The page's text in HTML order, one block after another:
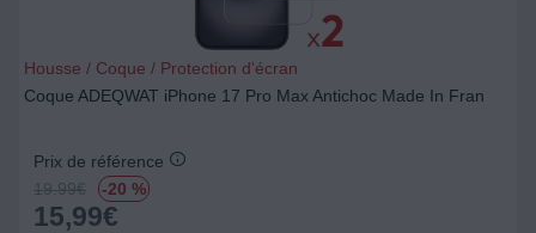
Housse / Coque / Protection d'écran
Coque ADEQWAT iPhone 17 Pro Max Antichoc Made In Fran
Prix de référence
19.99€ -20 %
15,99€